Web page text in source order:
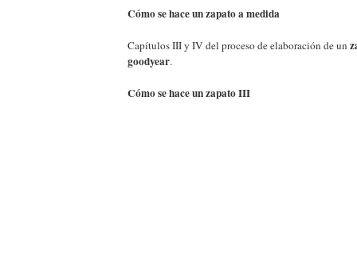
Cómo se hace un zapato a medida
Capítulos III y IV del proceso de elaboración de un
goodyear.
Cómo se hace un zapato III